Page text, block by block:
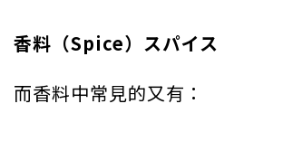
香料（Spice）スパイス
而香料中常見的又有：